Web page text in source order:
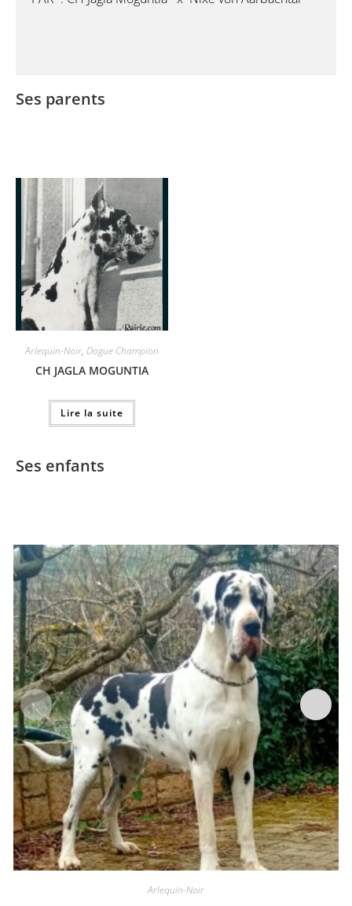
Ses parents
Arlequin-Noir, Dogue Champion
CH JAGLA MOGUNTIA
Lire la suite
Ses enfants
Arlequin-Noir